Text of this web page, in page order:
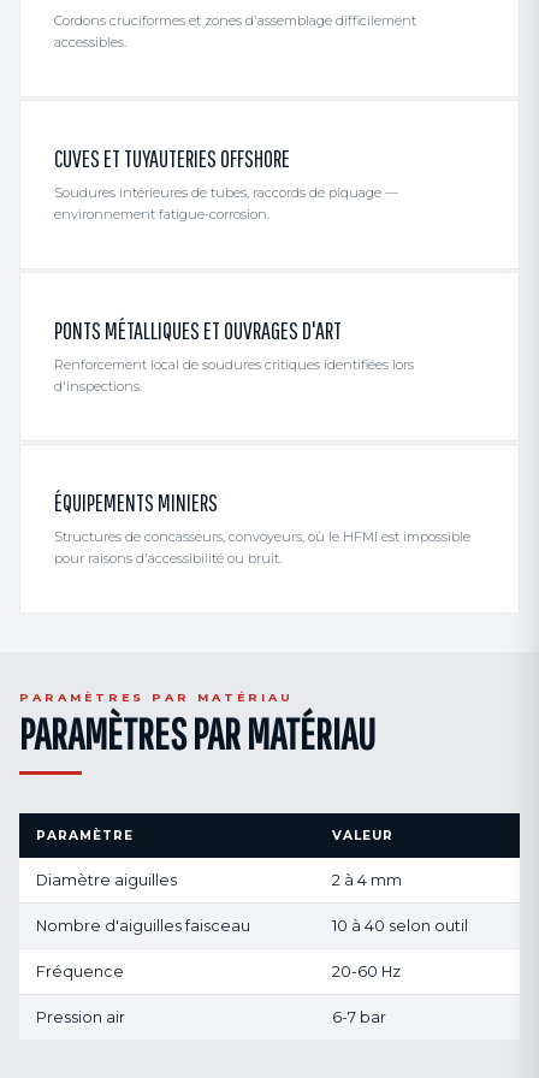
Cordons cruciformes et zones d'assemblage difficilement
accessibles.
CUVES ET TUYAUTERIES OFFSHORE
Soudures intérieures de tubes, raccords de piquage —
environnement fatigue-corrosion.
PONTS MÉTALLIQUES ET OUVRAGES D'ART
Renforcement local de soudures critiques identifiées lors
d'inspections.
ÉQUIPEMENTS MINIERS
Structures de concasseurs, convoyeurs, où le HFMI est impossible
pour raisons d'accessibilité ou bruit.
PARAMÈTRES PAR MATÉRIAU
PARAMÈTRES PAR MATÉRIAU
PARAMÈTRE VALEUR
Diamètre aiguilles 2 à 4 mm
Nombre d'aiguilles faisceau 10 à 40 selon outil
Fréquence 20-60 Hz
Pression air 6-7 bar